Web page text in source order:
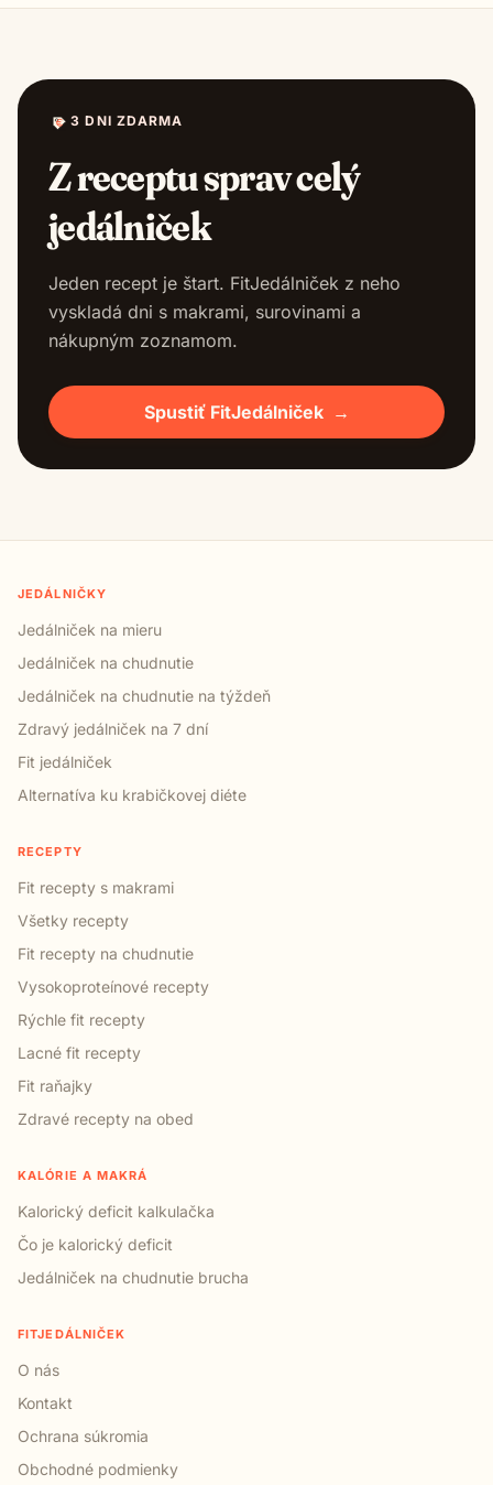
3 DNI ZDARMA
Z receptu sprav celý
jedálniček
Jeden recept je štart. FitJedálniček z neho
vyskladá dni s makrami, surovinami a
nákupným zoznamom.
Spustiť FitJedálniček →
JEDÁLNIČKY
Jedálniček na mieru
Jedálniček na chudnutie
Jedálniček na chudnutie na týždeň
Zdravý jedálniček na 7 dní
Fit jedálniček
Alternatíva ku krabičkovej diéte
RECEPTY
Fit recepty s makrami
Všetky recepty
Fit recepty na chudnutie
Vysokoproteínové recepty
Rýchle fit recepty
Lacné fit recepty
Fit raňajky
Zdravé recepty na obed
KALÓRIE A MAKRÁ
Kalorický deficit kalkulačka
Čo je kalorický deficit
Jedálniček na chudnutie brucha
FITJEDÁLNIČEK
O nás
Kontakt
Ochrana súkromia
Obchodné podmienky